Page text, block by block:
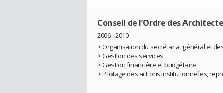
Conseil de l’Ordre des
2006 - 2010
> Organisation du secrétariat général et
> Gestion des services
> Gestion financière et budgétaire
> Pilotage des actions institutionnelles,